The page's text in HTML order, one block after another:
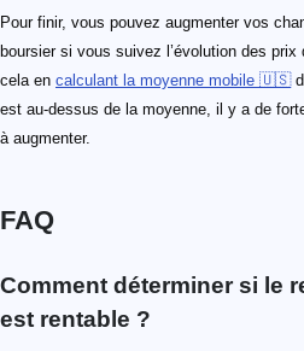
Pour finir, vous pouvez augmenter vos
boursier si vous suivez l’évolution des
cela en calculant la moyenne mobile 🇺🇸
est au-dessus de la moyenne, il y a de
à augmenter.
FAQ
Comment déterminer si le
est rentable ?